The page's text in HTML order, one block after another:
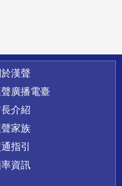
漢聲
廣播電臺
介紹
家族
指引
資訊